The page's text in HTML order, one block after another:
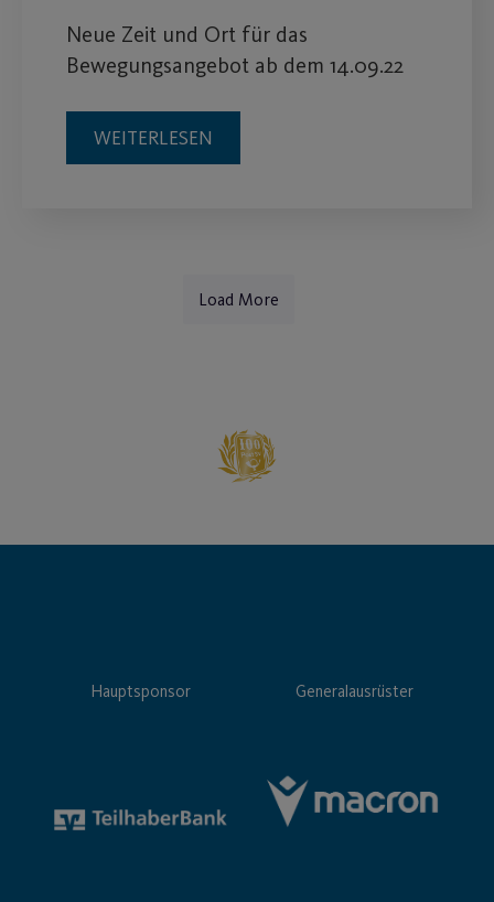
Neue Zeit und Ort für das
Bewegungsangebot ab dem 14.09.22
WEITERLESEN
Load More
Hauptsponsor Generalausrüster